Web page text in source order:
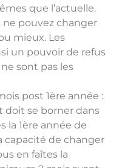
que l’actuelle.
ne pouvez changer
mieux. Les
un pouvoir de refus
sont pas les
post 1ère année :
doit se borner dans
la 1ère année de
capacité de changer
en faîtes la